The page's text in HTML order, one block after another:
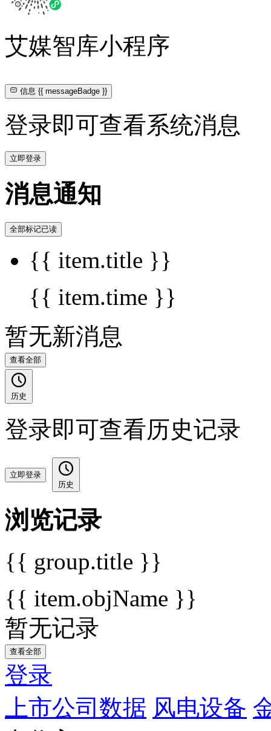
艾媒智库小程序
信息{{ messageBadge }}
登录即可查看系统消息
立即登录
消息通知
全部标记已读
{{ item.title }}
{{ item.time }}
暂无新消息
查看全部
历史
登录即可查看历史记录
立即登录
历史
浏览记录
{{ group.title }}
{{ item.objName }}
暂无记录
查看全部
登录
上市公司数据 风电设备